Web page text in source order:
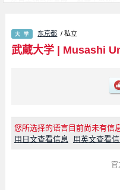
的日本留学信息网。 武蔵大学的
利用此网查询。另外，在此网上
校正在招收留学生的信息。
东京都 / 私立
武蔵大学| Musashi
您所选择的语言目前尚未有信
用日文查看信息
用英文查看
官